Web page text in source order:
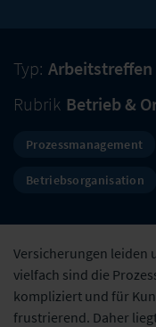
Typ: Arbeitstreffen
Rubrik Betrieb &
Prozessmanagement
Betriebsorganisation
Versicherungen leiden
vielfach sind die
kompliziert und für
frustrierend. Daher